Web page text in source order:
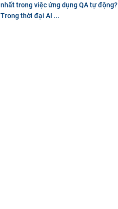
nhất trong việc ứng dụng QA tự động?
Trong thời đại AI ...